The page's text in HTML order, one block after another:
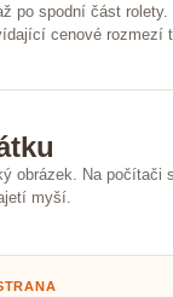
po spodní část rolety.
cenové rozmezí
obrázek. Na počítači
myší.